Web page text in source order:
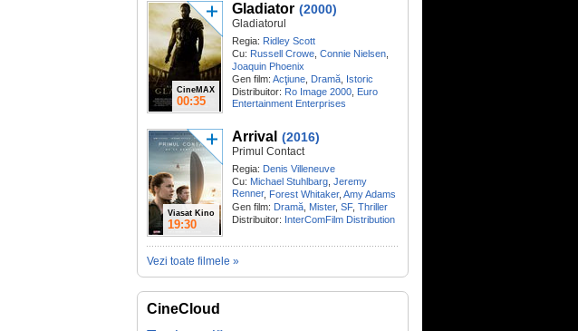
CineMAX
00:35
Gladiator (2000)
Gladiatorul
Regia: Ridley Scott
Cu: Russell Crowe Connie Nielsen
Joaquin Phoenix
Gen film: Acţiune Dramă Istoric
Distribuitor: Ro Image 2000 Euro
Entertainment Enterprises
Viasat Kino
19:30
Arrival (2016)
Primul Contact
Regia: Denis Villeneuve
Cu: Michael Stuhlbarg Jeremy
Renner, Forest Whitaker, Amy Adams
Gen film: Dramă Mister, SF, Thriller
Distribuitor: InterComFilm Distribution
Vezi toate filmele »
CineCloud